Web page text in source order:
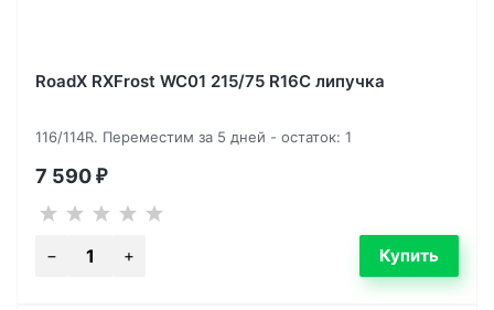
RoadX RXFrost WC01 215/75 R16C липучка
116/114R. Переместим за 5 дней - остаток: 1
7 590 ₽